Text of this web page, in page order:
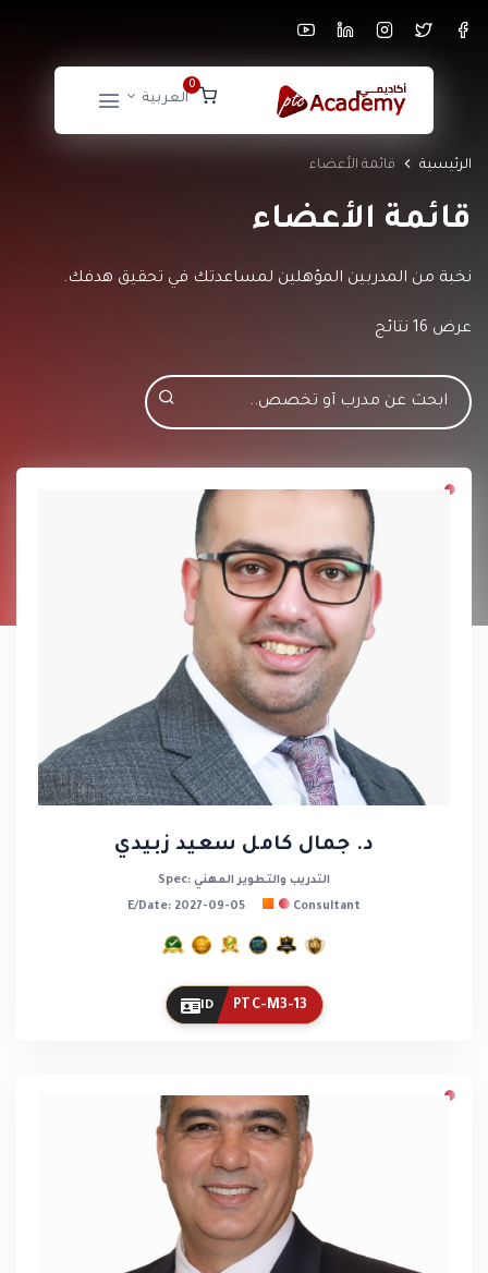
0
العربية
الرئيسية قائمة الأعضاء
قائمة الأعضاء
نخبة من المدربين المؤهلين لمساعدتك في تحقيق هدفك.
عرض 16 نتائج
د. جمال كامل سعيد زبيدي
Spec: التدريب والتطوير المهني
E/Date: 2027-09-05 Consultant
ID PTC-M3-13